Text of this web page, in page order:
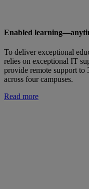
Enabled
To deliver exceptional
relies on exceptional IT
provide remote support to
across four campuses.
Read more